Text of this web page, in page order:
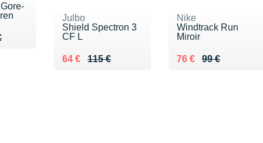
€
Julbo
Shield Spectron 3
CF L
115 €
Au lieu de 115 €
64 €
Vendu 64 €
Nike
Windtrack Run
Miroir
99 €
Au lieu de 99 €
76 €
Vendu 76 €